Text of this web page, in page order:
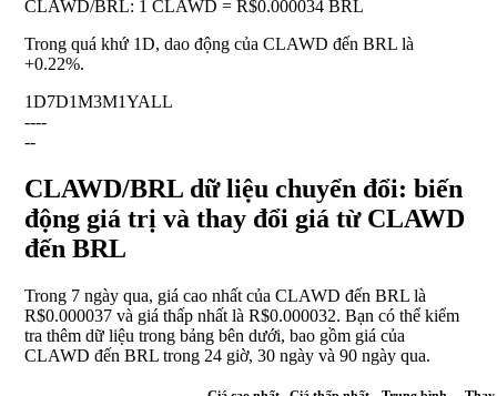
CLAWD/BRL: 1 CLAWD = R$0.000034 BRL
Trong quá khứ 1D, dao động của CLAWD đến BRL là
+0.22%.
1D7D1M3M1YALL
----
--
CLAWD/BRL dữ liệu chuyển đổi: biến
động giá trị và thay đổi giá từ CLAWD
đến BRL
Trong 7 ngày qua, giá cao nhất của CLAWD đến BRL là
R$0.000037 và giá thấp nhất là R$0.000032. Bạn có thể kiểm
tra thêm dữ liệu trong bảng bên dưới, bao gồm giá của
CLAWD đến BRL trong 24 giờ, 30 ngày và 90 ngày qua.